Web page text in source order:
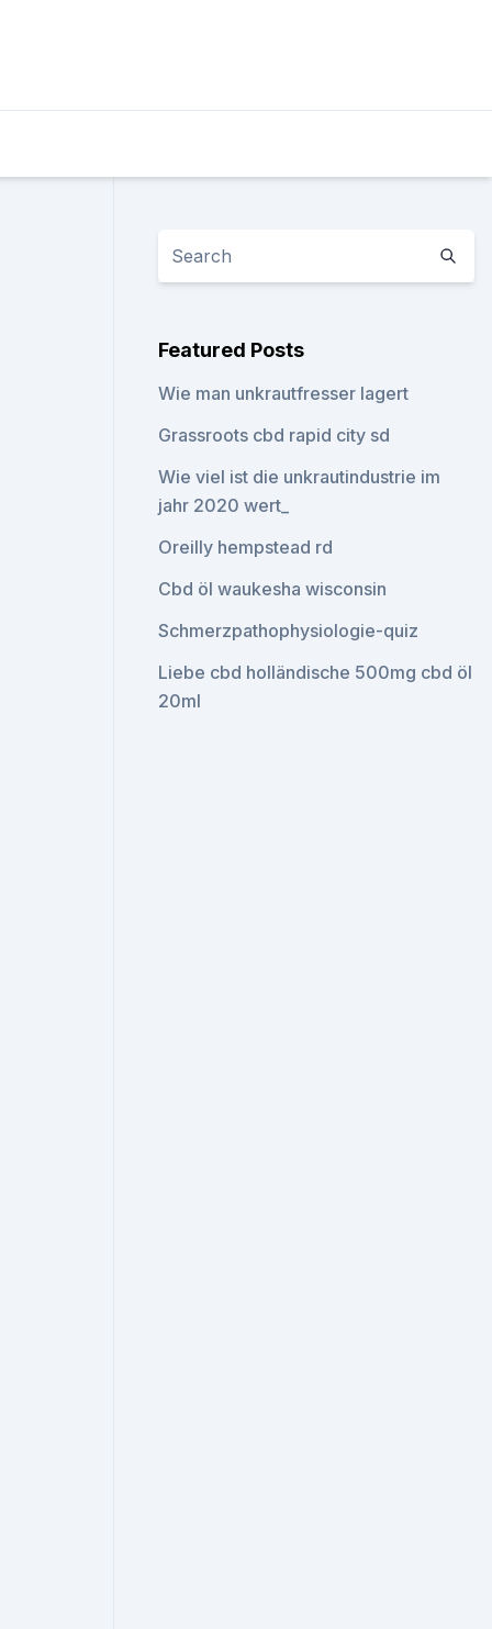
Featured Posts
Wie man unkrautfresser lagert
Grassroots cbd rapid city sd
Wie viel ist die unkrautindustrie im
jahr 2020 wert_
Oreilly hempstead rd
Cbd öl waukesha wisconsin
Schmerzpathophysiologie-quiz
Liebe cbd holländische 500mg cbd öl
20ml